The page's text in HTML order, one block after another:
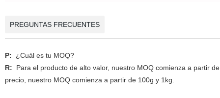
PREGUNTAS FRECUENTES
P:
¿Cuál es tu MOQ?
R:
Para el producto de alto valor, nuestro MOQ comienza a partir
precio, nuestro MOQ comienza a partir de 100g y 1kg.